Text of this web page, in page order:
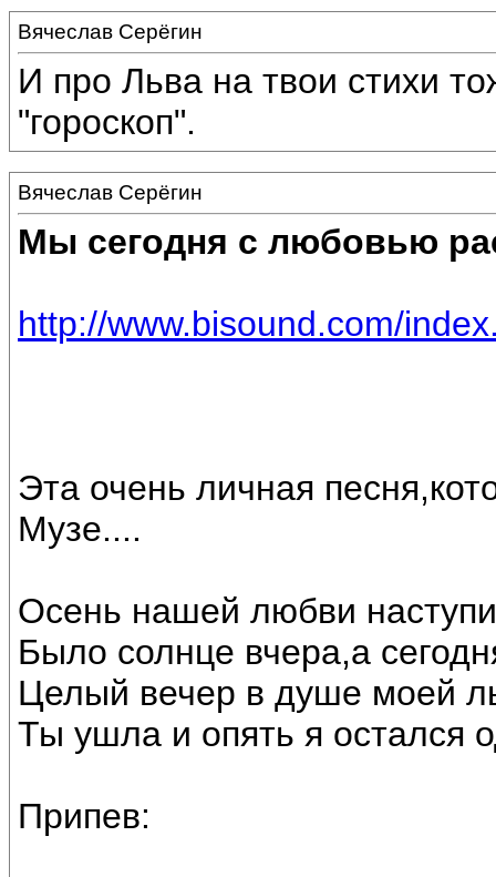
Вячеслав Серёгин
И про Льва на твои стихи
"гороскоп".
Вячеслав Серёгин
Мы сегодня с любовью
http://www.bisound.com/
Эта очень личная
Музе....
Осень нашей любви
Было солнце вчера,а
Целый вечер в душе моей
Ты ушла и опять я остался
Припев: